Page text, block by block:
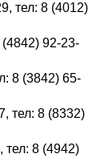
тел: 8 (4012)
92-23-
8 (3842) 65-
тел: 8 (8332)
тел: 8 (4942)